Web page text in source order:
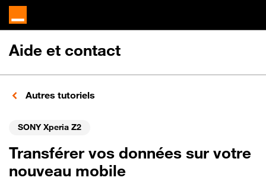
Aide et contact
Autres tutoriels
SONY Xperia Z2
Transférer vos données sur votre
nouveau mobile